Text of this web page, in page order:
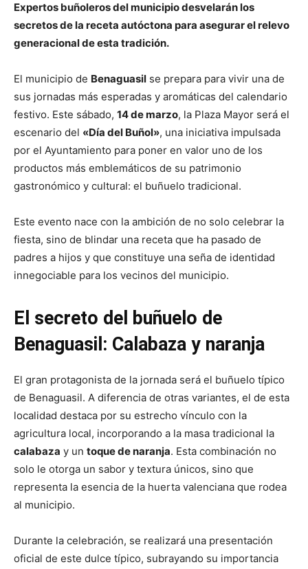
Expertos buñoleros del municipio desvelarán los
secretos de la receta autóctona para asegurar el relevo
generacional de esta tradición.
El municipio de Benaguasil se prepara para vivir una de
sus jornadas más esperadas y aromáticas del calendario
festivo. Este sábado, 14 de marzo, la Plaza Mayor será el
escenario del «Día del Buñol», una iniciativa impulsada
por el Ayuntamiento para poner en valor uno de los
productos más emblemáticos de su patrimonio
gastronómico y cultural: el buñuelo tradicional.
Este evento nace con la ambición de no solo celebrar la
fiesta, sino de blindar una receta que ha pasado de
padres a hijos y que constituye una seña de identidad
innegociable para los vecinos del municipio.
El secreto del buñuelo de
Benaguasil: Calabaza y naranja
El gran protagonista de la jornada será el buñuelo típico
de Benaguasil. A diferencia de otras variantes, el de esta
localidad destaca por su estrecho vínculo con la
agricultura local, incorporando a la masa tradicional la
calabaza y un toque de naranja. Esta combinación no
solo le otorga un sabor y textura únicos, sino que
representa la esencia de la huerta valenciana que rodea
al municipio.
Durante la celebración, se realizará una presentación
oficial de este dulce típico, subrayando su importancia